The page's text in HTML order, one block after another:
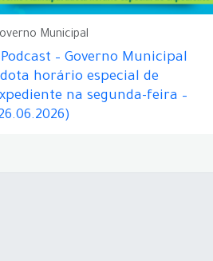
Municipal
– Governo Municipal
horário especial de
na segunda-feira –